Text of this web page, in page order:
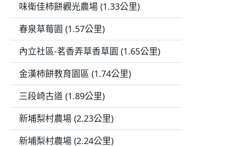
味衛佳柿餅觀光農場 (1.33公里)
春泉草莓園 (1.57公里)
內立社區-茗香弄草香草園 (1.65公里)
金漢柿餅教育園區 (1.74公里)
三段崎古道 (1.89公里)
新埔梨村農場 (2.23公里)
新埔梨村農場 (2.24公里)